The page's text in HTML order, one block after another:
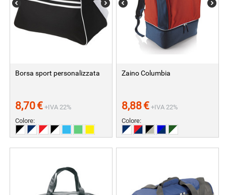
Borsa sport personalizzata
8,70€ +IVA 22%
Colore:
Zaino Columbia
8,88€ +IVA 22%
Colore: